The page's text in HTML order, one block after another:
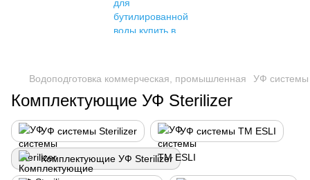
Водоподготовка коммерческая, промышленная УФ
Комплектующие УФ Sterilizer
УФ системы Sterilizer УФ системы TM ESLI
Комплектующие УФ Sterilizer